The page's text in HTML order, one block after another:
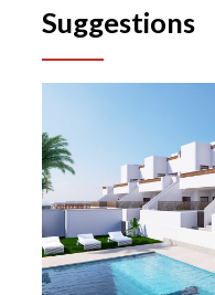
Suggestions